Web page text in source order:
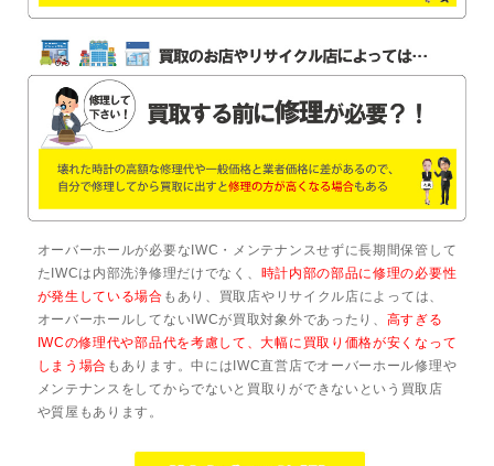
オーバーホールが必要なIWC・メンテナンスせずに長期間保管して
たIWCは内部洗浄修理だけでなく、 時計内部の部品に修理の必要性
が発生している場合 もあり、買取店やリサイクル店によっては、
オーバーホールしてないIWCが買取対象外であったり、 高すぎる
IWCの修理代や部品代を考慮して、大幅に買取り価格が安くなって
しまう場合 もあります。中にはIWC直営店でオーバーホール修理や
メンテナンスをしてからでないと買取りができないという買取店
や質屋もあります。